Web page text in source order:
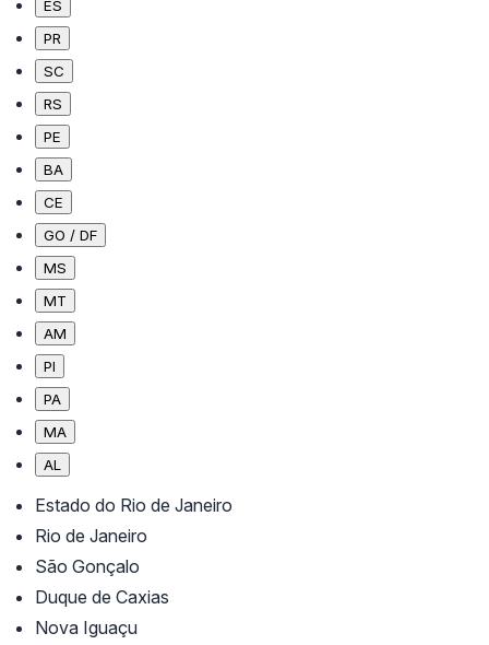
ES
PR
SC
RS
PE
BA
CE
GO / DF
MS
MT
AM
PI
PA
MA
AL
Estado do Rio de Janeiro
Rio de Janeiro
São Gonçalo
Duque de Caxias
Nova Iguaçu